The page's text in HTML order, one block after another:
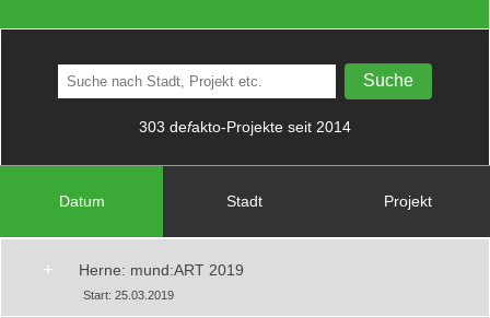
303 defakto-Projekte seit 2014
Datum Stadt Projekt
+ Herne: mund:ART 2019
Start: 25.03.2019